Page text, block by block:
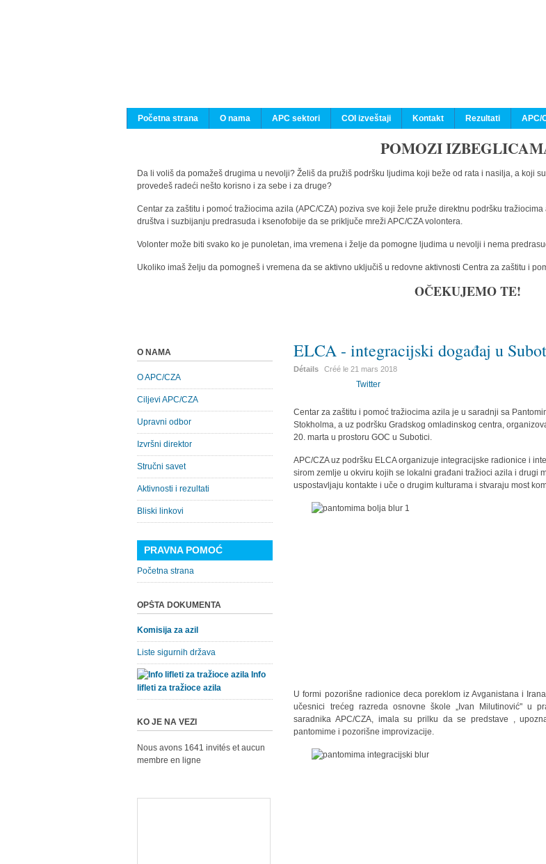
Početna strana
O nama APC sektori COI izveštaji Kontakt Rezultati APC/
POMOZI
Da li voliš da pomažeš drugima u nevolji? Želiš da pružiš podršku ljudima koji beže od rata i nasilja, a koji
provedeš radeći nešto korisno i za sebe i za druge?
Centar za zaštitu i pomoć tražiocima azila (APC/CZA) poziva sve koji žele pruže direktnu podršku
društva i suzbijanju predrasuda i ksenofobije da se priključe mreži APC/CZA volontera.
Volonter može biti svako ko je punoletan, ima vremena i želje da pomogne ljudima u nevolji i nema
Ukoliko imaš želju da pomogneš i vremena da se aktivno uključiš u redovne aktivnosti Centra za zaštitu i
OČEKUJEMO TE!
ELCA - integracijski događaj u
Détails Créé le21 mars 2018
Twitter
Centar za zaštitu i pomoć tražiocima azila je u saradnji sa
Stokholma, a uz podršku Gradskog omladinskog centra,
20. marta u prostoru GOC u Subotici.
APC/CZA uz podršku ELCA organizuje integracijske radionice i
sirom zemlje u okviru kojih se lokalni građani tražioci azila i drugi
uspostavljaju kontakte i uče o drugim kulturama i stvaraju most
U formi pozorišne radionice deca poreklom iz Avganistana i
učesnici trećeg razreda osnovne škole „Ivan Milutinović" u
saradnika APC/CZA, imala su prilku da se predstave ,
pantomime i pozorišne improvizacije.
O NAMA
O APC/CZA
Ciljevi APC/CZA
Upravni odbor
Izvršni direktor
Stručni savet
Aktivnosti i rezultati
Bliski linkovi
PRAVNA POMOĆ
Početna strana
OPŠTA DOKUMENTA
Komisija za azil
Liste sigurnih država
Info
lifleti za tražioce azila
KO JE NA VEZI
Nous avons 1641 invités et aucun
membre en ligne